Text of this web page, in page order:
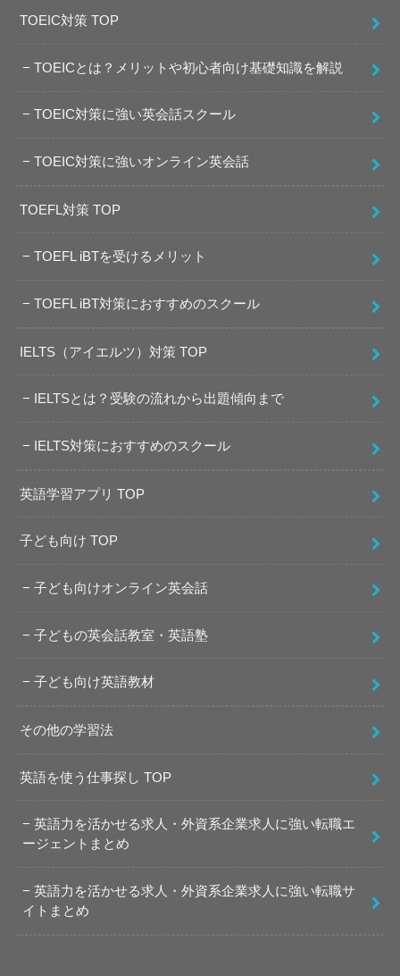
TOEIC対策 TOP
TOEICとは？メリットや初心者向け基礎知識を解説
TOEIC対策に強い英会話スクール
TOEIC対策に強いオンライン英会話
TOEFL対策 TOP
TOEFL iBTを受けるメリット
TOEFL iBT対策におすすめのスクール
IELTS（アイエルツ）対策 TOP
IELTSとは？受験の流れから出題傾向まで
IELTS対策におすすめのスクール
英語学習アプリ TOP
子ども向け TOP
子ども向けオンライン英会話
子どもの英会話教室・英語塾
子ども向け英語教材
その他の学習法
英語を使う仕事探し TOP
英語力を活かせる求人・外資系企業求人に強い転職エ
ージェントまとめ
英語力を活かせる求人・外資系企業求人に強い転職サ
イトまとめ